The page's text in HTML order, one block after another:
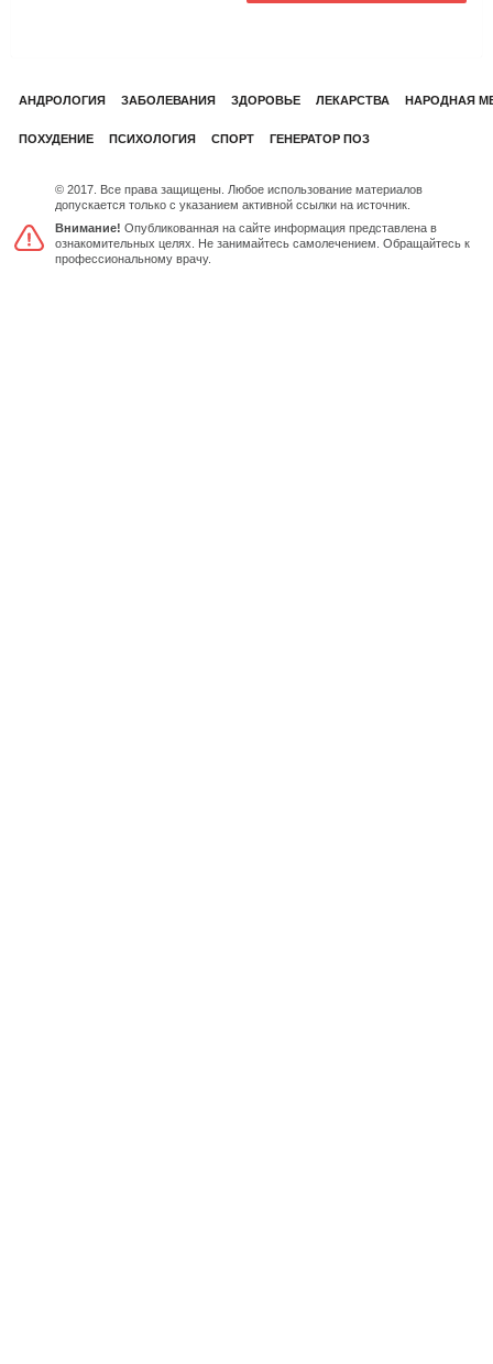
АНДРОЛОГИЯ ЗАБОЛЕВАНИЯ ЗДОРОВЬЕ ЛЕКАРСТВА НАРОДНАЯ
ПОХУДЕНИЕ ПСИХОЛОГИЯ СПОРТ ГЕНЕРАТОР ПОЗ
© 2017. Все права защищены. Любое использование материалов
допускается только с указанием активной ссылки на источник.
Внимание! Опубликованная на сайте информация представлена в
ознакомительных целях. Не занимайтесь самолечением. Обращайтесь к
профессиональному врачу.